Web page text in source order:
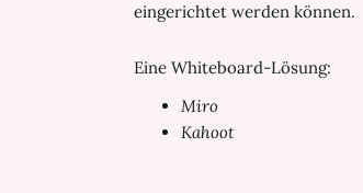
eingerichtet werden können.
Eine Whiteboard-Lösung:
Miro
Kahoot